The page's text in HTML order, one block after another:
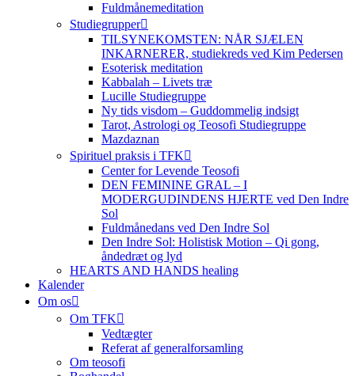
Fuldmånemeditation
Studiegrupper
TILSYNEKOMSTEN: NÅR SJÆLEN
INKARNERER, studiekreds ved Kim Pedersen
Esoterisk meditation
Kabbalah – Livets træ
Lucille Studiegruppe
Ny tids visdom – Guddommelig indsigt
Tarot, Astrologi og Teosofi Studiegruppe
Mazdaznan
Spirituel praksis i TFK
Center for Levende Teosofi
DEN FEMININE GRAL – I
MODERGUDINDENS HJERTE ved Den Indre
Sol
Fuldmånedans ved Den Indre Sol
Den Indre Sol: Holistisk Motion – Qi gong,
åndedræt og lyd
HEARTS AND HANDS healing
Kalender
Om os
Om TFK
Vedtægter
Referat af generalforsamling
Om teosofi